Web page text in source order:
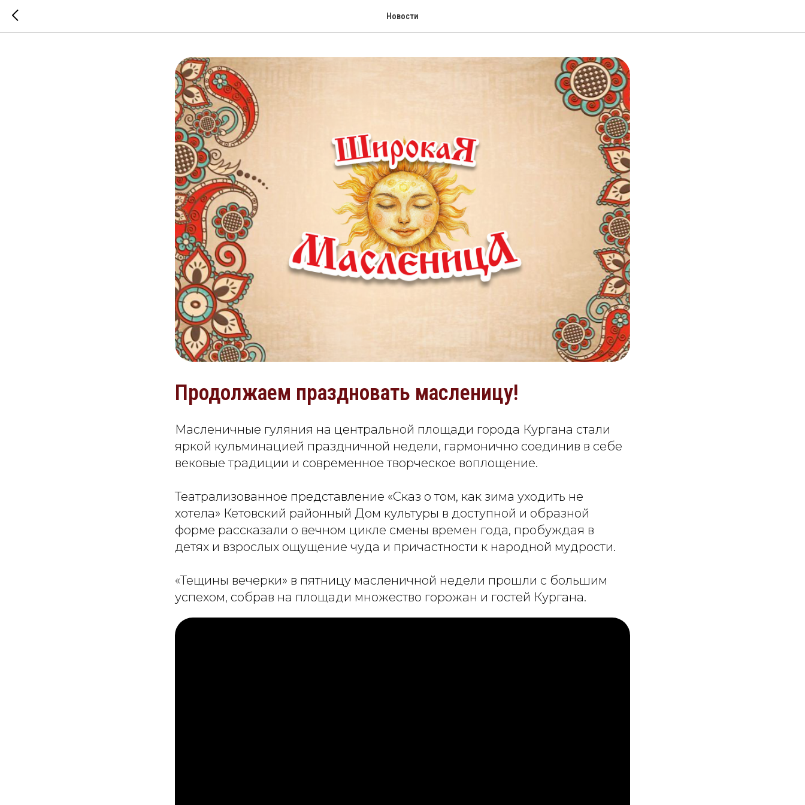
Новости
Продолжаем праздновать масленицу!
Масленичные гуляния на центральной площади города Кургана стали
яркой кульминацией праздничной недели, гармонично соединив в себе
вековые традиции и современное творческое воплощение.
Театрализованное представление «Сказ о том, как зима уходить не
хотела» Кетовский районный Дом культуры в доступной и образной
форме рассказали о вечном цикле смены времен года, пробуждая в
детях и взрослых ощущение чуда и причастности к народной мудрости.
«Тещины вечерки» в пятницу масленичной недели прошли с большим
успехом, собрав на площади множество горожан и гостей Кургана.